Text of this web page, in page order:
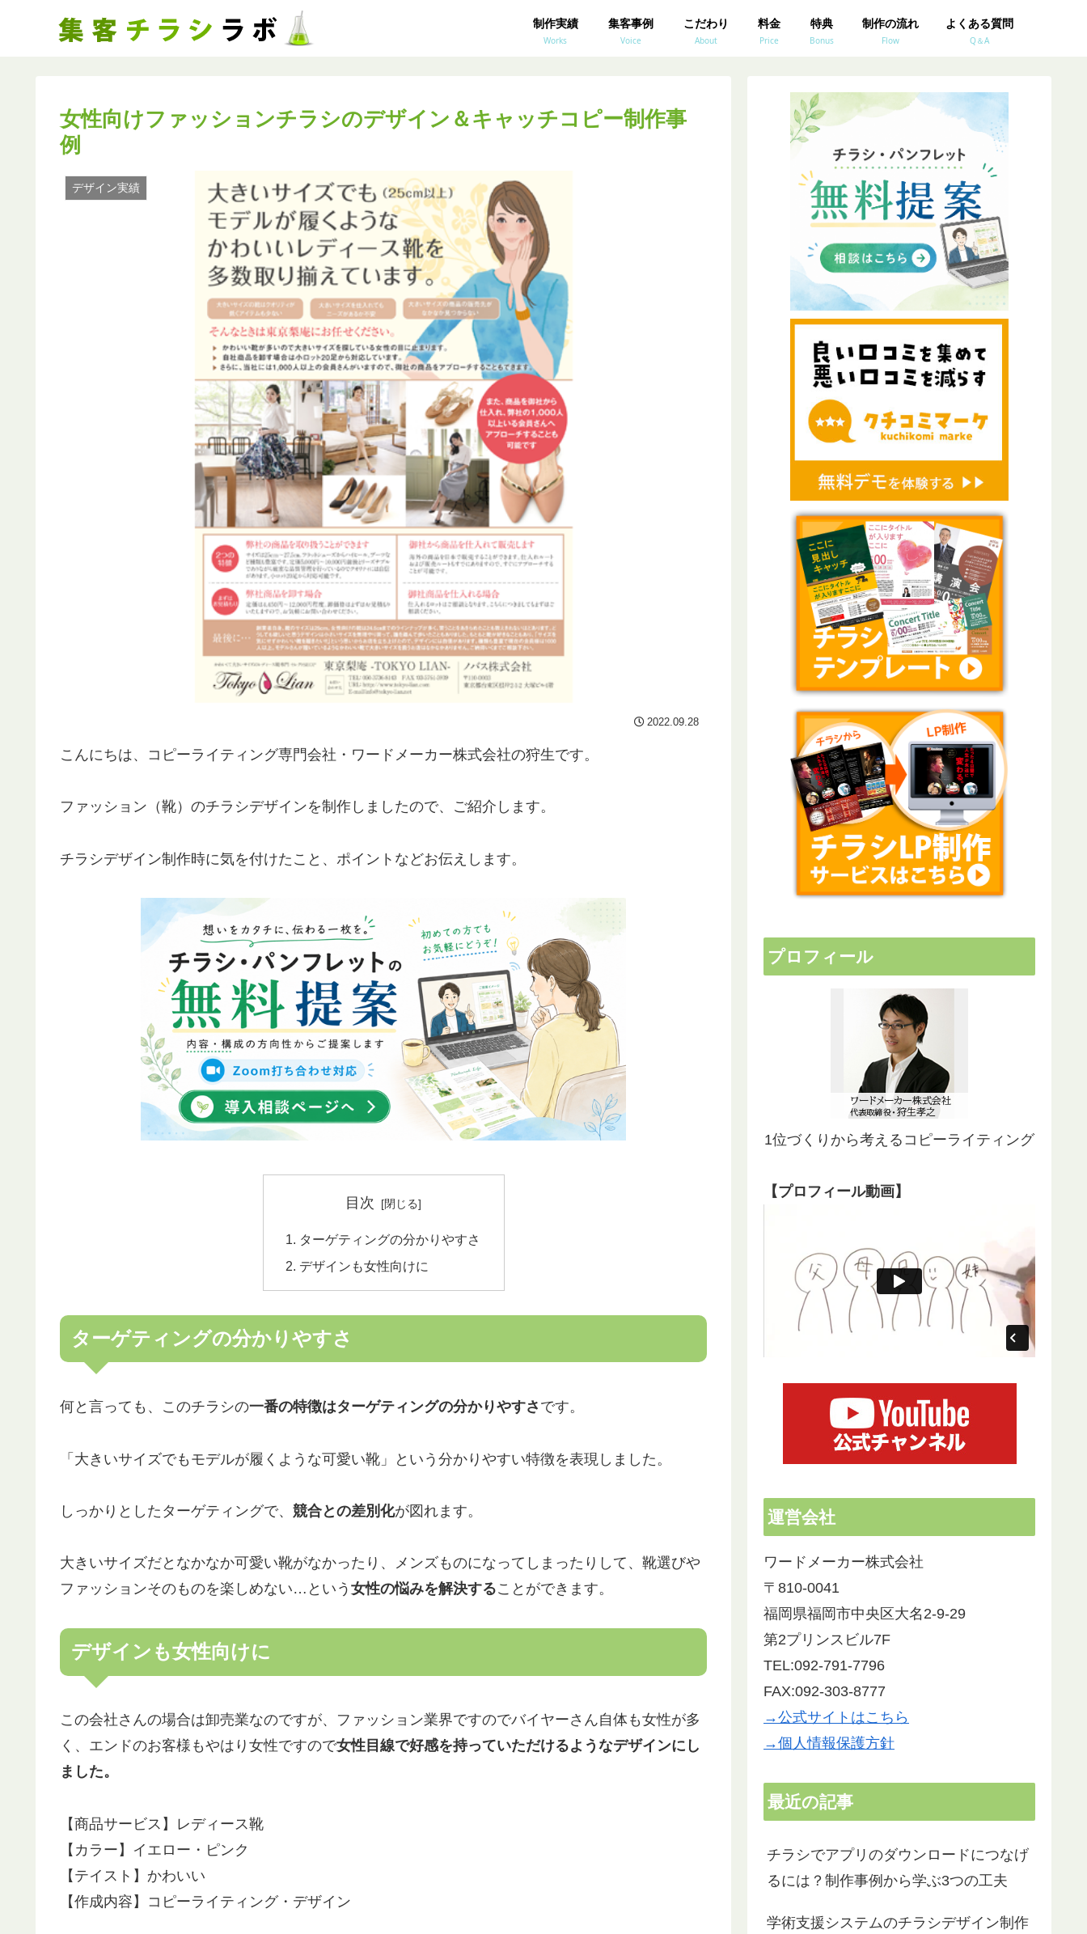
制作実績
Works
集客事例
Voice
こだわり
About
料金
Price
特典
Bonus
制作の流れ
Flow
よくある質問
Q＆A
女性向けファッションチラシのデザイン＆キャッチコピー制作事
例
デザイン実績
2022.09.28
こんにちは、コピーライティング専門会社・ワードメーカー株式会社の狩生です。
ファッション（靴）のチラシデザインを制作しましたので、ご紹介します。
チラシデザイン制作時に気を付けたこと、ポイントなどお伝えします。
目次
ターゲティングの分かりやすさ
デザインも女性向けに
ターゲティングの分かりやすさ
何と言っても、このチラシの一番の特徴はターゲティングの分かりやすさ です。
「大きいサイズでもモデルが履くような可愛い靴」という分かりやすい特徴を表現しました。
しっかりとしたターゲティングで、 競合との差別化が図れます。
大きいサイズだとなかなか可愛い靴がなかったり、メンズものになってしまったりして、靴選びや
ファッションそのものを楽しめない…という 女性の悩みを解決することができます。
デザインも女性向けに
この会社さんの場合は卸売業なのですが、ファッション業界ですのでバイヤーさん自体も女性が多
く、エンドのお客様もやはり女性ですので女性目線で好感を持っていただけるようなデザインにし
ました。
【商品サービス】レディース靴
【カラー】イエロー・ピンク
【テイスト】かわいい
【作成内容】コピーライティング・デザイン
プロフィール
1位づくりから考えるコピーライティング
【プロフィール動画】
運営会社
ワードメーカー株式会社
〒810-0041
福岡県福岡市中央区大名2-9-29
第2プリンスビル7F
TEL:092-791-7796
FAX:092-303-8777
→公式サイトはこちら
→個人情報保護方針
最近の記事
チラシでアプリのダウンロードにつなげ
るには？制作事例から学ぶ3つの工夫
学術支援システムのチラシデザイン制作